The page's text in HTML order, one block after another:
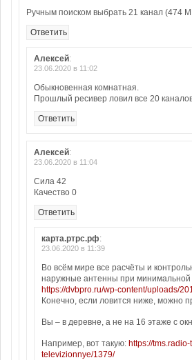
Ручным поиском выбрать 21 канал (474
Ответить
Алексей:
23.06.2020 в 11:02
Обыкновенная комнатная.
Прошлый ресивер ловил все 20
Ответить
Алексей:
23.06.2020 в 11:04
Сила 42
Качество 0
Ответить
карта.ртрс.рф:
23.06.2020 в 11:39
Во всём мире все расчёты и
наружные антенны при минимальной
https://dvbpro.ru/wp-content/uploads/
Конечно, если ловится ниже, можно
Вы – в деревне, а не на 16 этаже с
Например, вот такую: https://
televizionnye/1379/